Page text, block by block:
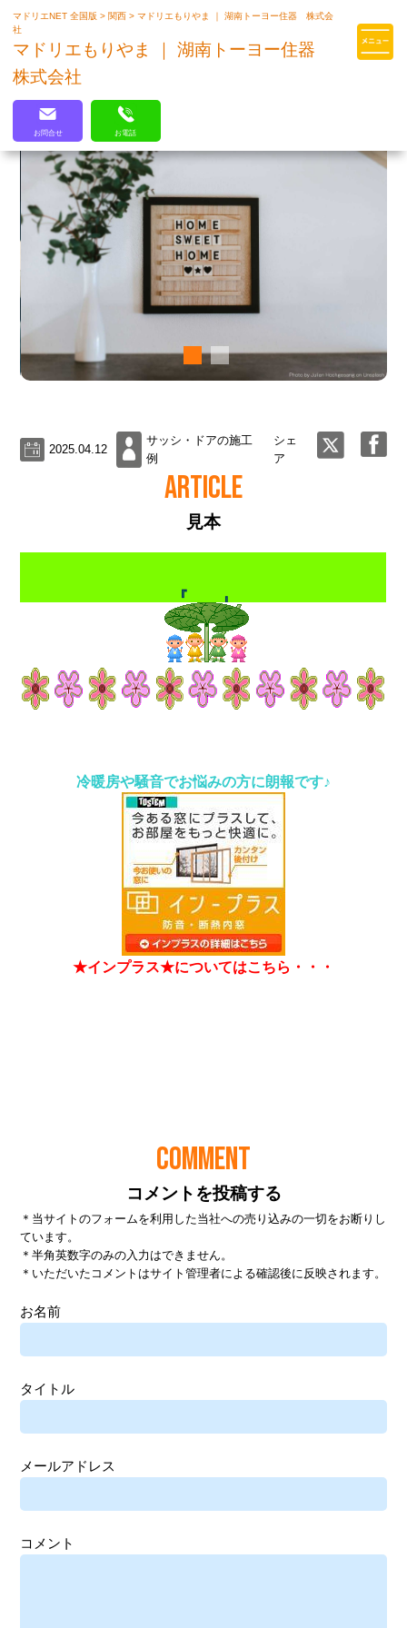
マドリエはLIXILの厳しい基準を
マドリエNET 全国版> 関西>マドリエもりやま ｜ 湖南トーヨー住器 株式会
社
マドリエもりやま ｜ 湖南トーヨー住器
株式会社
お問合せ お電話
2025.04.12
サッシ・ドアの施工
例
シェ
ア
ARTICLE
見本
COMMENT
コメントを投稿する
＊当サイトのフォームを利用した当社への売り込みの一切をお断りし
ています。
＊半角英数字のみの入力はできません。
＊いただいたコメントはサイト管理者による確認後に反映されます。
お名前
タイトル
メールアドレス
コメント